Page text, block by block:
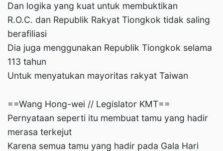
Dan logika yang kuat untuk membuktikan
R.O.C. dan Republik Rakyat Tiongkok tidak saling
berafiliasi
Dia juga menggunakan Republik Tiongkok selama
113 tahun
Untuk menyatukan mayoritas rakyat Taiwan
==Wang Hong-wei // Legislator KMT==
Pernyataan seperti itu membuat tamu yang hadir
merasa terkejut
Karena semua tamu yang hadir pada Gala Hari